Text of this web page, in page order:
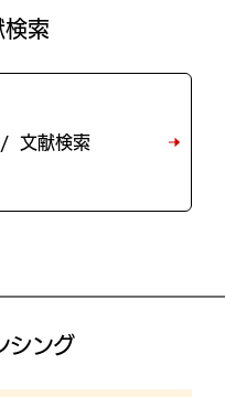
索
文献検索
ング